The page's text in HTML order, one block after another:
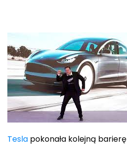
Tesla pokonała kolejną barierę